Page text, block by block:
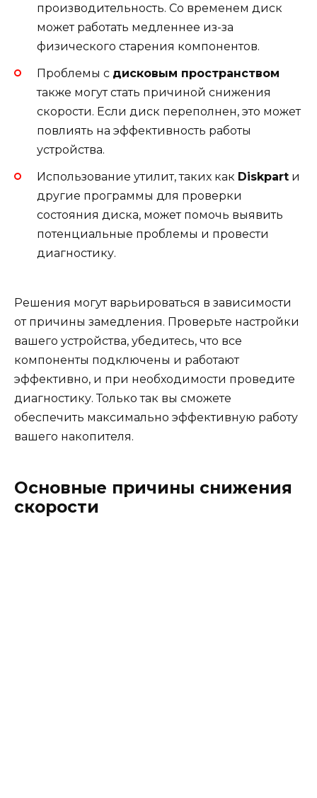
производительность. Со временем диск
может работать медленнее из-за
физического старения компонентов.
Проблемы с дисковым пространством
также могут стать причиной снижения
скорости. Если диск переполнен, это может
повлиять на эффективность работы
устройства.
Использование утилит, таких как Diskpart и
другие программы для проверки
состояния диска, может помочь выявить
потенциальные проблемы и провести
диагностику.
Решения могут варьироваться в зависимости
от причины замедления. Проверьте настройки
вашего устройства, убедитесь, что все
компоненты подключены и работают
эффективно, и при необходимости проведите
диагностику. Только так вы сможете
обеспечить максимально эффективную работу
вашего накопителя.
Основные причины снижения
скорости